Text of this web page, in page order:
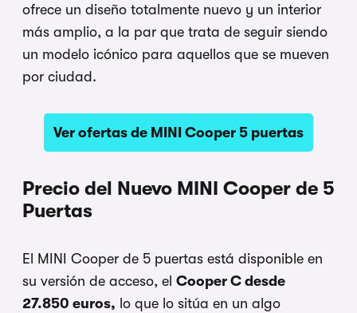
ofrece un diseño totalmente nuevo y un interior
más amplio, a la par que trata de seguir siendo
un modelo icónico para aquellos que se mueven
por ciudad.
Ver ofertas de MINI Cooper 5 puertas
Precio del Nuevo MINI Cooper de 5
Puertas
El MINI Cooper de 5 puertas está disponible en
su versión de acceso, el Cooper C desde
27.850 euros, lo que lo sitúa en un algo